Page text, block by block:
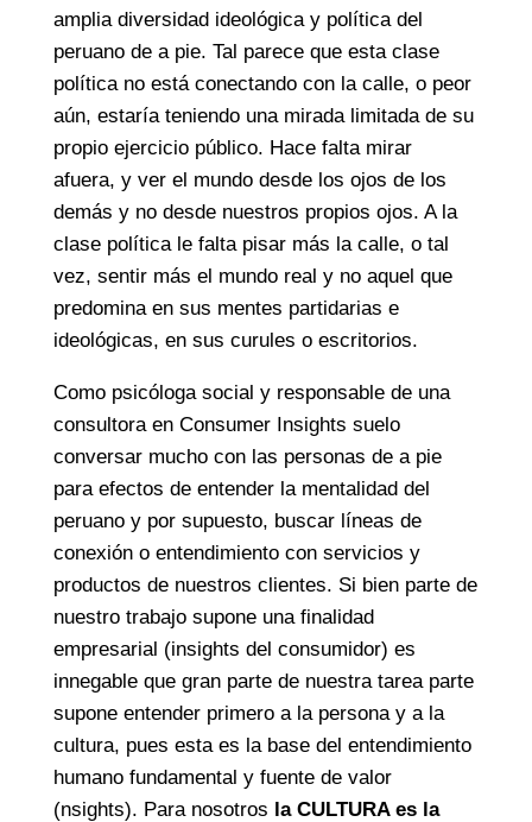
amplia diversidad ideológica y política del
peruano de a pie. Tal parece que esta clase
política no está conectando con la calle, o peor
aún, estaría teniendo una mirada limitada de su
propio ejercicio público. Hace falta mirar
afuera, y ver el mundo desde los ojos de los
demás y no desde nuestros propios ojos. A la
clase política le falta pisar más la calle, o tal
vez, sentir más el mundo real y no aquel que
predomina en sus mentes partidarias e
ideológicas, en sus curules o escritorios.
Como psicóloga social y responsable de una
consultora en Consumer Insights suelo
conversar mucho con las personas de a pie
para efectos de entender la mentalidad del
peruano y por supuesto, buscar líneas de
conexión o entendimiento con servicios y
productos de nuestros clientes. Si bien parte de
nuestro trabajo supone una finalidad
empresarial (insights del consumidor) es
innegable que gran parte de nuestra tarea parte
supone entender primero a la persona y a la
cultura, pues esta es la base del entendimiento
humano fundamental y fuente de valor
(nsights). Para nosotros la CULTURA es la